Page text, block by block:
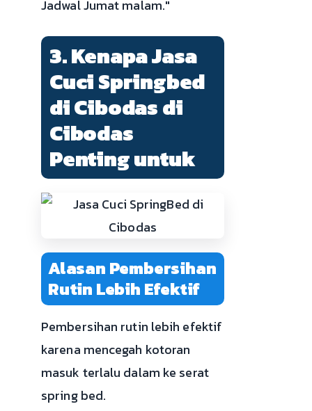
Jadwal Jumat malam."
3. Kenapa Jasa
Cuci Springbed
di Cibodas di
Cibodas
Penting untuk
Alasan Pembersihan
Rutin Lebih Efektif
Pembersihan rutin lebih efektif
karena mencegah kotoran
masuk terlalu dalam ke serat
spring bed.